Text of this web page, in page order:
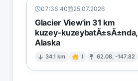
07:36:40 25.07.2026
Glacier View'in 31 km
kuzey-kuzeybatÄ±sÄ±nda,
Alaska
34.1 km I 62.08, -147.82